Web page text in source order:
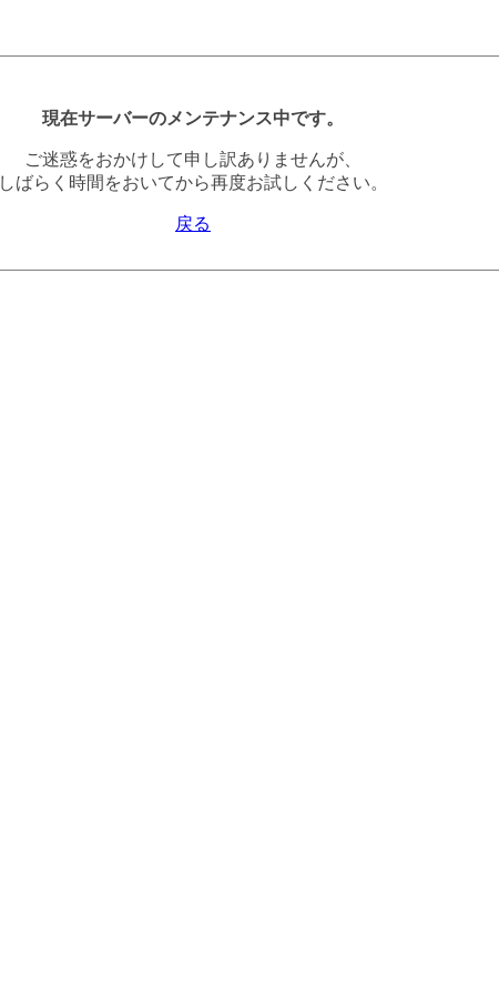
現在サーバーのメンテナンス中です。
ご迷惑をおかけして申し訳ありませんが、
しばらく時間をおいてから再度お試しください。
戻る